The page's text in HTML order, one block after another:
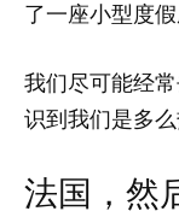
了一座小型度假
我们尽可能经
识到我们是多么
法国，然